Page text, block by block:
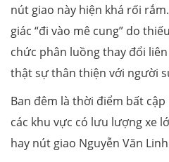
nút giao này hiện khá rối
giác “đi vào mê cung” do
chức phân luồng thay đổi
thật sự thân thiện với người
Ban đêm là thời điểm bất
các khu vực có lưu lượng xe
hay nút giao Nguyễn Văn